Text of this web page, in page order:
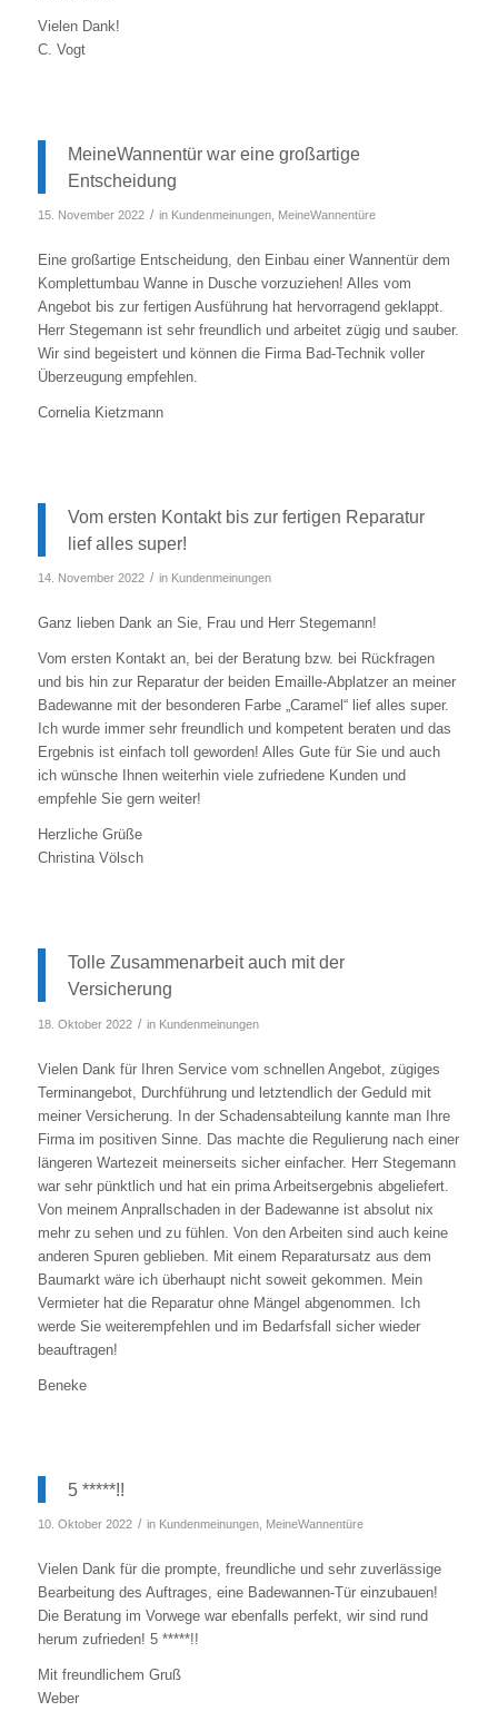
Vielen Dank!
C. Vogt
MeineWannentür war eine großartige
Entscheidung
15. November 2022 / in Kundenmeinungen, MeineWannentüre
Eine großartige Entscheidung, den Einbau einer Wannentür dem
Komplettumbau Wanne in Dusche vorzuziehen! Alles vom
Angebot bis zur fertigen Ausführung hat hervorragend geklappt.
Herr Stegemann ist sehr freundlich und arbeitet zügig und sauber.
Wir sind begeistert und können die Firma Bad-Technik voller
Überzeugung empfehlen.
Cornelia Kietzmann
Vom ersten Kontakt bis zur fertigen Reparatur
lief alles super!
14. November 2022 / in Kundenmeinungen
Ganz lieben Dank an Sie, Frau und Herr Stegemann!
Vom ersten Kontakt an, bei der Beratung bzw. bei Rückfragen
und bis hin zur Reparatur der beiden Emaille-Abplatzer an meiner
Badewanne mit der besonderen Farbe „Caramel“ lief alles super.
Ich wurde immer sehr freundlich und kompetent beraten und das
Ergebnis ist einfach toll geworden! Alles Gute für Sie und auch
ich wünsche Ihnen weiterhin viele zufriedene Kunden und
empfehle Sie gern weiter!
Herzliche Grüße
Christina Völsch
Tolle Zusammenarbeit auch mit der
Versicherung
18. Oktober 2022 / in Kundenmeinungen
Vielen Dank für Ihren Service vom schnellen Angebot, zügiges
Terminangebot, Durchführung und letztendlich der Geduld mit
meiner Versicherung. In der Schadensabteilung kannte man Ihre
Firma im positiven Sinne. Das machte die Regulierung nach einer
längeren Wartezeit meinerseits sicher einfacher. Herr Stegemann
war sehr pünktlich und hat ein prima Arbeitsergebnis abgeliefert.
Von meinem Anprallschaden in der Badewanne ist absolut nix
mehr zu sehen und zu fühlen. Von den Arbeiten sind auch keine
anderen Spuren geblieben. Mit einem Reparatursatz aus dem
Baumarkt wäre ich überhaupt nicht soweit gekommen. Mein
Vermieter hat die Reparatur ohne Mängel abgenommen. Ich
werde Sie weiterempfehlen und im Bedarfsfall sicher wieder
beauftragen!
Beneke
5 *****!!
10. Oktober 2022 / in Kundenmeinungen, MeineWannentüre
Vielen Dank für die prompte, freundliche und sehr zuverlässige
Bearbeitung des Auftrages, eine Badewannen-Tür einzubauen!
Die Beratung im Vorwege war ebenfalls perfekt, wir sind rund
herum zufrieden! 5 *****!!
Mit freundlichem Gruß
Weber